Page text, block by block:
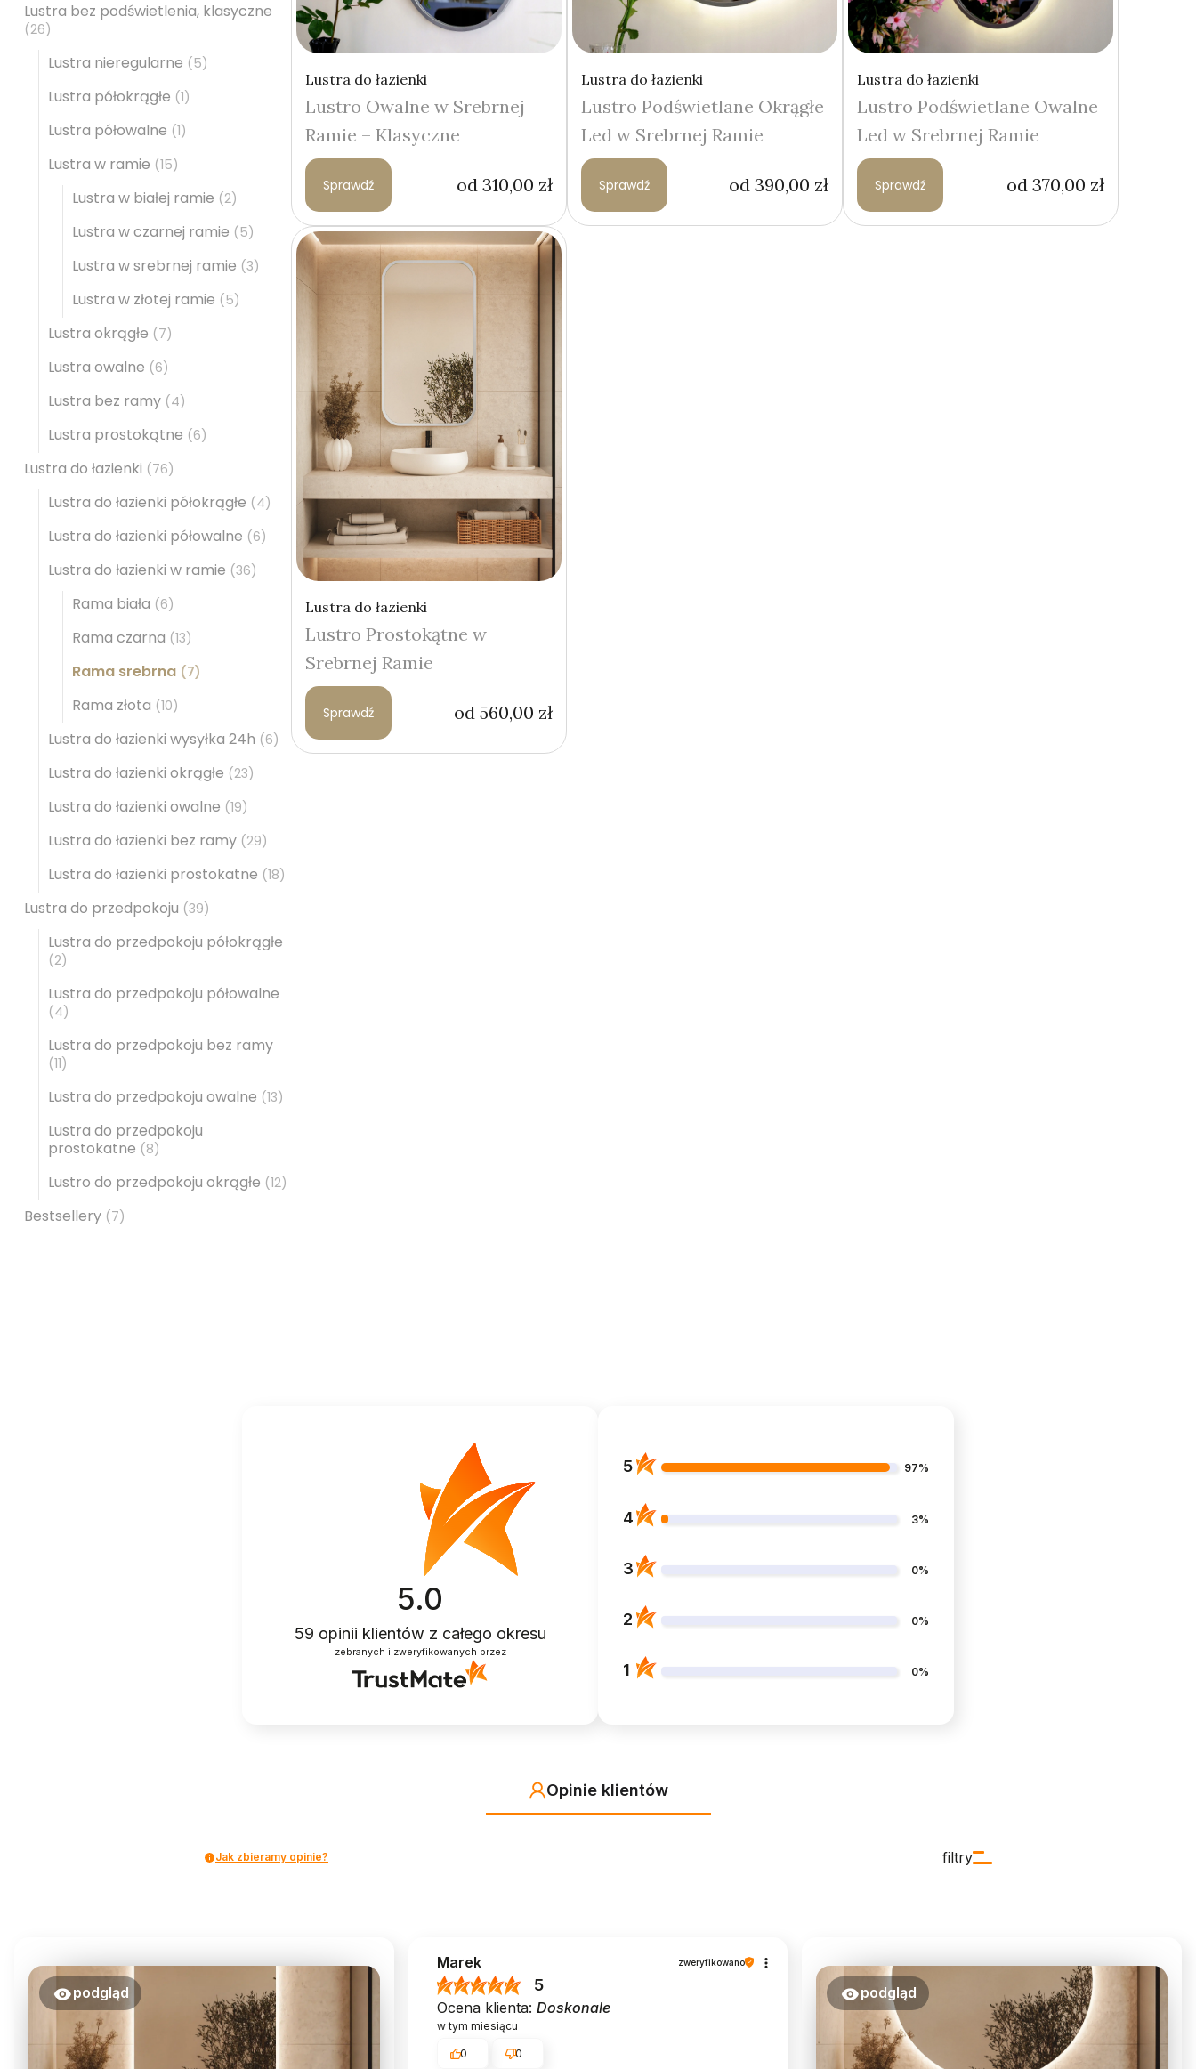
Lustra bez podświetlenia, klasyczne
(26)
Lustra nieregularne (5)
Lustra półokrągłe (1)
Lustra półowalne (1)
Lustra w ramie (15)
Lustra w białej ramie (2)
Lustra w czarnej ramie (5)
Lustra w srebrnej ramie (3)
Lustra w złotej ramie (5)
Lustra okrągłe (7)
Lustra owalne (6)
Lustra bez ramy (4)
Lustra prostokątne (6)
Lustra do łazienki (76)
Lustra do łazienki półokrągłe (4)
Lustra do łazienki półowalne (6)
Lustra do łazienki w ramie (36)
Rama biała (6)
Rama czarna (13)
Rama srebrna (7)
Rama złota (10)
Lustra do łazienki wysyłka 24h (6)
Lustra do łazienki okrągłe (23)
Lustra do łazienki owalne (19)
Lustra do łazienki bez ramy (29)
Lustra do łazienki prostokatne (18)
Lustra do przedpokoju (39)
Lustra do przedpokoju półokrągłe
(2)
Lustra do przedpokoju półowalne
(4)
Lustra do przedpokoju bez ramy
(11)
Lustra do przedpokoju owalne (13)
Lustra do przedpokoju
prostokatne (8)
Lustro do przedpokoju okrągłe (12)
Bestsellery (7)
Lustra do łazienki
Lustro Owalne w Srebrnej
Ramie – Klasyczne
Sprawdź od 310,00 zł
Lustra do łazienki
Lustro Podświetlane Okrągłe
Led w Srebrnej Ramie
Sprawdź od 390,00 zł
Lustra do łazienki
Lustro Podświetlane Owalne
Led w Srebrnej Ramie
Sprawdź od 370,00 zł
Lustra do łazienki
Lustro Prostokątne w
Srebrnej Ramie
Sprawdź od 560,00 zł
5.0
59 opinii klientów z całego okresu
zebranych i zweryfikowanych przez
5 97%
4 3%
3 0%
2 0%
1 0%
Opinie klientów
filtry
Jak zbieramy opinie?
podgląd
Marek zweryfikowano
5
Ocena klienta: Doskonale
w tym miesiącu
0 0
podgląd